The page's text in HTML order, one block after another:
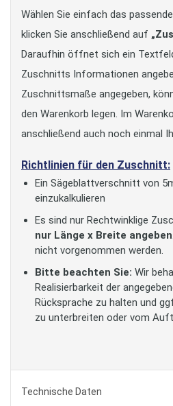
Wählen Sie einfach das passende
klicken Sie anschließend auf
Daraufhin öffnet sich ein
Zuschnitts Informationen
Zuschnittsmaße angegeben,
den Warenkorb legen. Im
anschließend auch noch einmal
Richtlinien für den Zuschnitt:
Ein Sägeblattverschnitt von
einzukalkulieren
Es sind nur Rechtwinklige
nur Länge x Breite angeben
nicht vorgenommen werden.
Bitte beachten Sie: Wir
Realisierbarkeit der
Rücksprache zu halten und
zu unterbreiten oder vom
Technische Daten